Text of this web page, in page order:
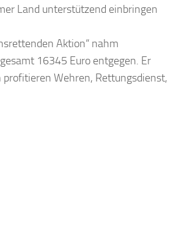
Land unterstützend einbringen
Aktion“ nahm
16345 Euro entgegen. Er
Wehren, Rettungsdienst,